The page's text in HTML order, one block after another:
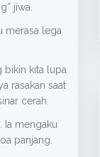
jiwa.
merasa lega
bikin kita lupa
rasakan saat
cerah.
Ia mengaku
panjang.